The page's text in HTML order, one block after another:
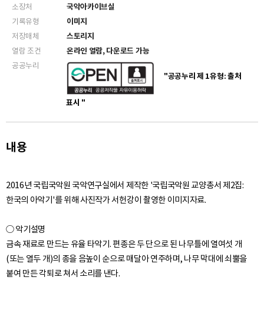
14. 특종 - 이미지
16. 영고 - 이미지
17. 뇌도 - 이미지
18. 뇌도 - 이미지
20. 뇌고 - 이미지
21. 휘 - 이미지
소장처
국악아카이브실
기록유형
이미지
저장매체
스토리지
열람 조건
온라인 열람, 다운로드 가능
공공누리
"공공누리 제 1유형: 출처
표시 "
내용
2016년 국립국악원 국악연구실에서 제작한 '국립국악원 교양총서 제2집:
한국의 아악기'를 위해 사진작가 서헌강이 촬영한 이미지자료.
○ 악기설명
금속 재료로 만드는 유율 타악기. 편종은 두 단으로 된 나무틀에 열여섯 개
(또는 열두 개)의 종을 음높이 순으로 매달아 연주하며, 나무 막대에 쇠뿔을